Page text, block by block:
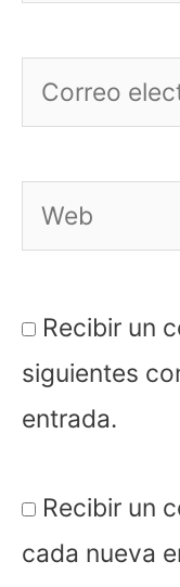
Correo
electrónico*
Web
Recibir un
siguientes
entrada.
Recibir un
cada nueva